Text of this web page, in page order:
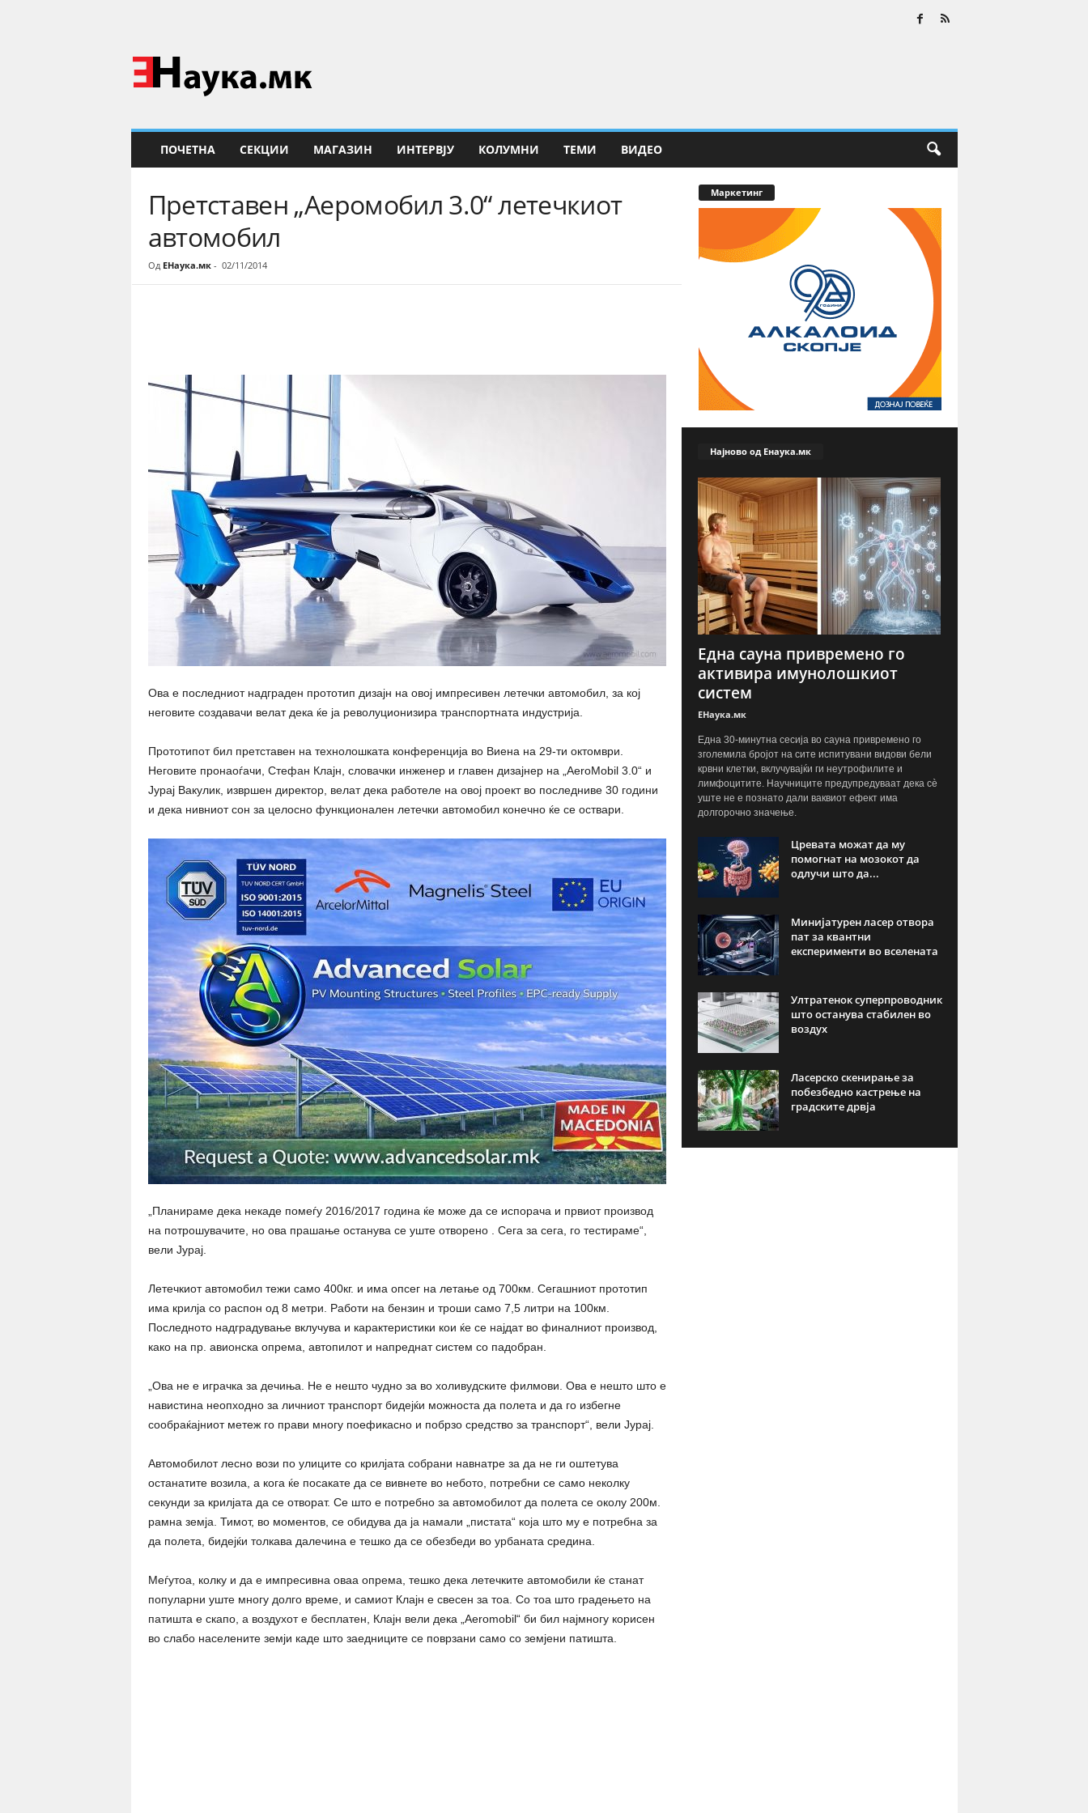
Н
а
у
ПОЧЕТНА СЕКЦИИ МАГАЗИН ИНТЕРВЈУ КОЛУМНИ ТЕМИ ВИДЕО
Претставен „Аеромобил 3.0“ летечкиот
автомобил
Од ЕНаука.мк- 02/11/2014
Ова е последниот надграден прототип дизајн на овој импресивен летечки автомобил, за кој
неговите создавачи велат дека ќе ја револуционизира транспортната индустрија.
Прототипот бил претставен на технолошката конференција во Виена на 29-ти октомври.
Неговите пронаоѓачи, Стефан Клајн, словачки инженер и главен дизајнер на „AeroMobil 3.0“ и
Јурај Вакулик, извршен директор, велат дека работеле на овој проект во последниве 30 години
и дека нивниот сон за целосно функционален летечки автомобил конечно ќе се оствари.
„Планираме дека некаде помеѓу 2016/2017 година ќе може да се испорача и првиот производ
на потрошувачите, но ова прашање останува се уште отворено . Сега за сега, го тестираме“,
вели Јурај.
Летечкиот автомобил тежи само 400кг. и има опсег на летање од 700км. Сегашниот прототип
има крилја со распон од 8 метри. Работи на бензин и троши само 7,5 литри на 100км.
Последното надградување вклучува и карактеристики кои ќе се најдат во финалниот производ,
како на пр. авионска опрема, автопилот и напреднат систем со падобран.
„Ова не е играчка за дечиња. Не е нешто чудно за во холивудските филмови. Ова е нешто што е
навистина неопходно за личниот транспорт бидејќи можноста да полета и да го избегне
сообраќајниот метеж го прави многу поефикасно и побрзо средство за транспорт“, вели Јурај.
Автомобилот лесно вози по улиците со крилјата собрани навнатре за да не ги оштетува
останатите возила, а кога ќе посакате да се вивнете во небото, потребни се само неколку
секунди за крилјата да се отворат. Се што е потребно за автомобилот да полета се околу 200м.
рамна земја. Тимот, во моментов, се обидува да ја намали „пистата“ која што му е потребна за
да полета, бидејќи толкава далечина е тешко да се обезбеди во урбаната средина.
Меѓутоа, колку и да е импресивна оваа опрема, тешко дека летечките автомобили ќе станат
популарни уште многу долго време, и самиот Клајн е свесен за тоа. Со тоа што градењето на
патишта е скапо, а воздухот е бесплатен, Клајн вели дека „Aeromobil“ би бил најмногу корисен
во слабо населените земји каде што заедниците се поврзани само со земјени патишта.
Маркетинг
Најново од Енаука.мк
Една сауна привремено го
активира имунолошкиот
систем
ЕНаука.мк
Една 30-минутна сесија во сауна привремено го
зголемила бројот на сите испитувани видови бели
крвни клетки, вклучувајќи ги неутрофилите и
лимфоцитите. Научниците предупредуваат дека сè
уште не е познато дали ваквиот ефект има
долгорочно значење.
Цревата можат да му
помогнат на мозокот да
одлучи што да...
Минијатурен ласер отвора
пат за квантни
експерименти во вселената
Ултратенок суперпроводник
што останува стабилен во
воздух
Ласерско скенирање за
побезбедно кастрење на
градските дрвја